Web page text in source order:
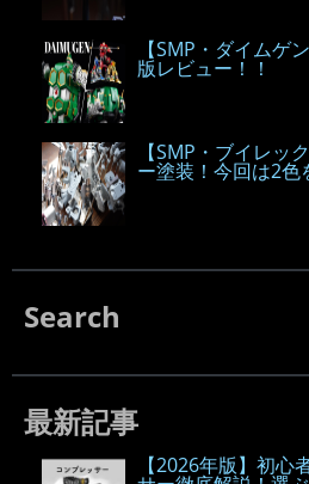
【SMP・ダイムゲ
版レビュー！！
【SMP・ブイレッ
ー塗装！今回は2色
Search
最新記事
【2026年版】初心